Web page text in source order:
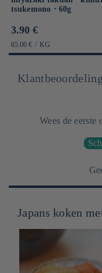
tsukemono ⋅ 60g
Prix
habituel
3.90 €
PRIX
UNITAIRE
65.00 € / PAR
KG
Wees de eerste
Japans koken